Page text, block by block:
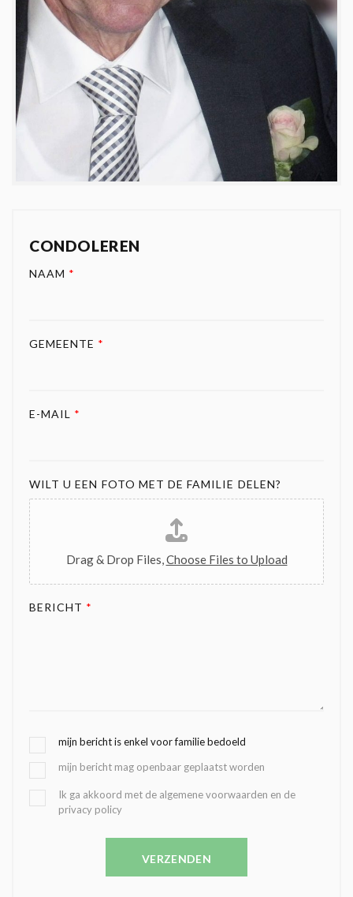
CONDOLEREN
NAAM *
GEMEENTE *
E-MAIL *
WILT U EEN FOTO MET DE FAMILIE DELEN?
Drag & Drop Files, Choose Files to Upload
BERICHT *
G
K
O
Z
mijn bericht is enkel voor familie bedoeld
mijn bericht mag openbaar geplaatst worden
B
Ik ga akkoord met de algemene voorwaarden en de
privacy policy
VERZENDEN